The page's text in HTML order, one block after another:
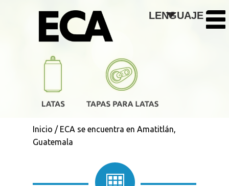
LENGUAJE
Inicio / ECA se encuentra en Amatitlán,
Guatemala